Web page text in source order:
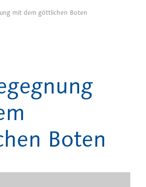
mit dem göttlichen Boten
Boten